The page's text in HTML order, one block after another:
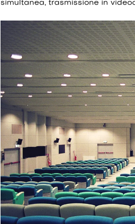
simultanea, trasmissione in